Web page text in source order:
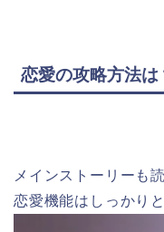
恋愛の攻略方法は
メインストーリーも
恋愛機能はしっかり